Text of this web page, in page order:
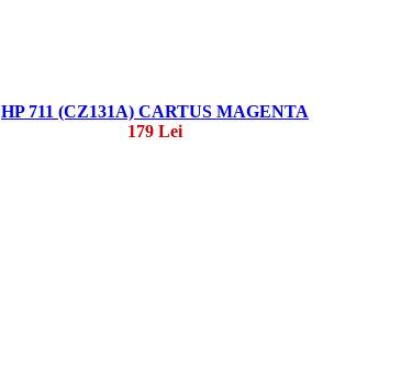
HP 711 (CZ131A) CARTUS MAGENTA
179 Lei